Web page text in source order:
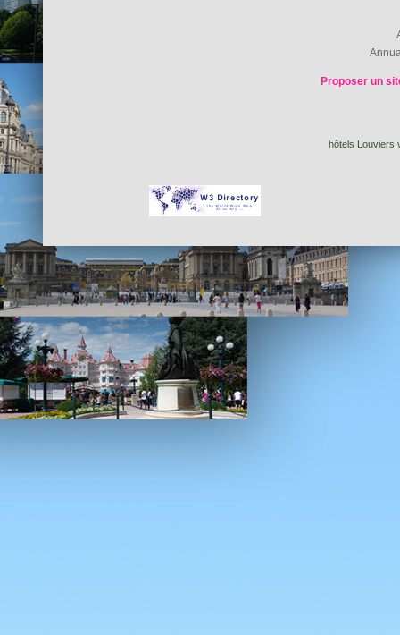
Proposer un
hôtels Louviers